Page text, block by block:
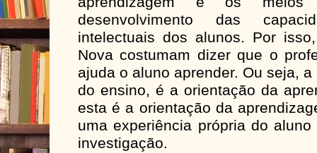
desenvolvimento das
intelectuais dos alunos. Por
Nova costumam dizer que o
ajuda o aluno aprender. Ou seja,
do ensino, é a orientação da
esta é a orientação da
uma experiência própria do
investigação.